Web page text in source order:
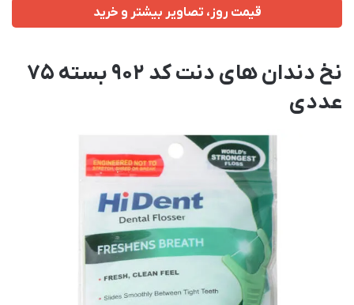
قیمت روز، تصاویر بیشتر و خرید
نخ دندان های دنت کد 902 بسته 75
عددی